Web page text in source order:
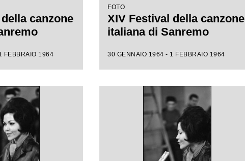
canzone
FEBBRAIO 1964
FOTO
XIV Festival della canzone
italiana di Sanremo
30 GENNAIO 1964 - 1 FEBBRAIO 1964